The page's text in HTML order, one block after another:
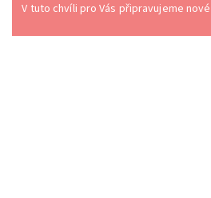
V tuto chvíli pro Vás připravujeme